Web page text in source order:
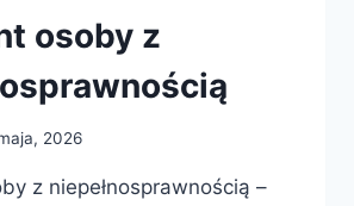
osoby z
2026
z niepełnosprawnością –